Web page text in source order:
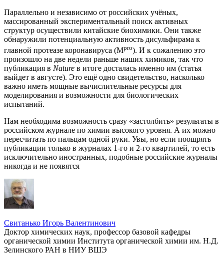
Параллельно и независимо от российских учёных,
массированный экспериментальный поиск активных
структур осуществили китайские биохимики. Они также
обнаружили потенциальную активность дисульфирама к
главной протеазе коронавируса (Mpro). И к сожалению это
произошло на две недели раньше наших химиков, так что
публикация в Nature в итоге досталась именно им (статья
выйдет в августе). Это ещё одно свидетельство, насколько
важно иметь мощные вычислительные ресурсы для
моделирования и возможности для биологических
испытаний.
Нам необходима возможность сразу «застолбить» результаты в
российском журнале по химии высокого уровня. А их можно
пересчитать по пальцам одной руки. Увы, но если поощрять
публикации только в журналах 1-го и 2-го квартилей, то есть
исключительно иностранных, подобные российские журналы
никогда и не появятся
Свитанько Игорь Валентинович
Доктор химических наук, профессор базовой кафедры
органической химии Института органической химии им. Н.Д.
Зелинского РАН в НИУ ВШЭ